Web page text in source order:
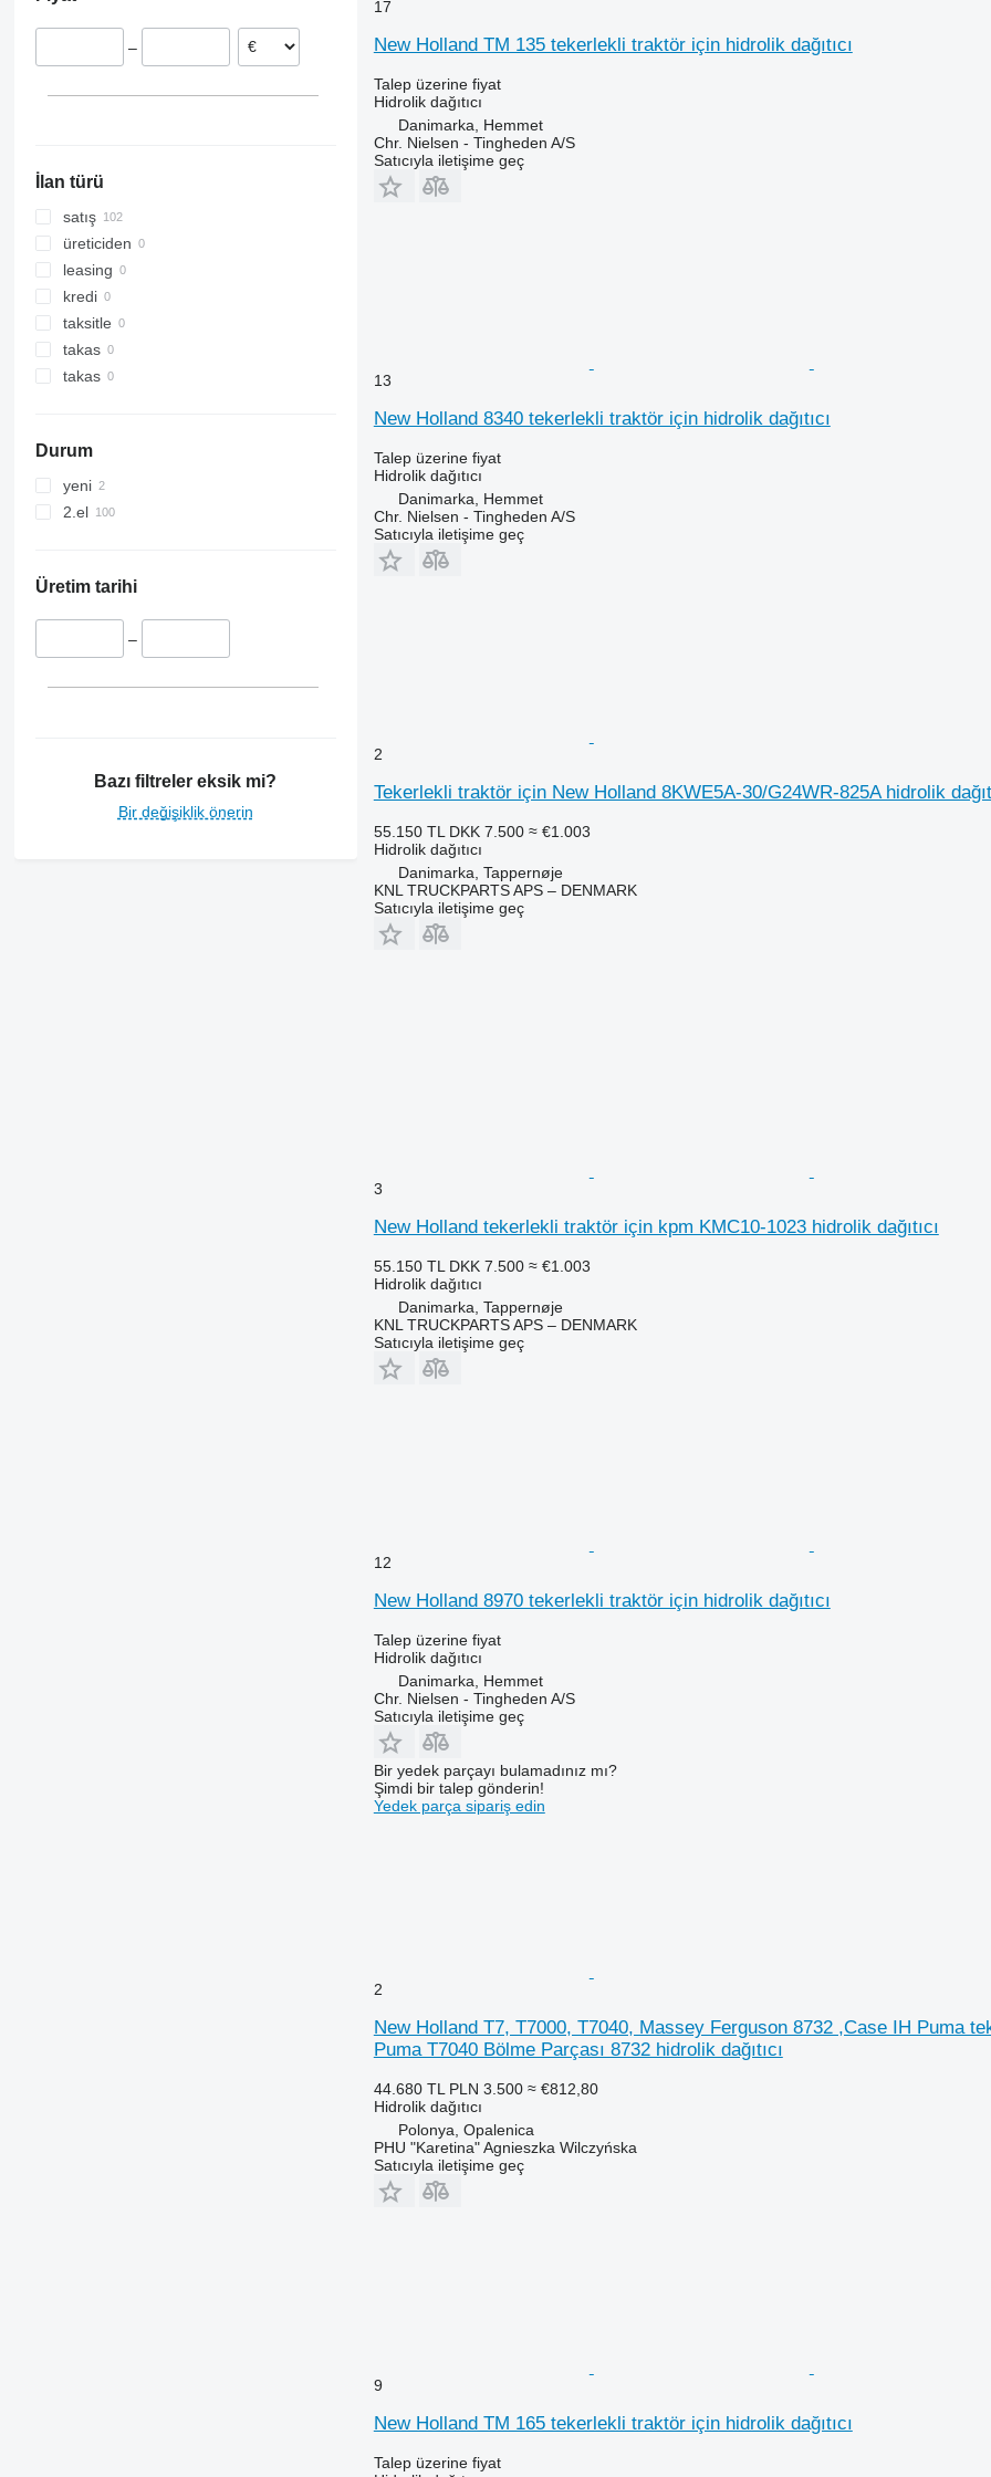
T7.230
T7.270
Yunanistan
–
İlan türü
satış
üreticiden
leasing
kredi
taksitle
takas
takas
Durum
yeni
2.el
Üretim tarihi
–
Bazı filtreler eksik mi?
Bir değişiklik önerin
17
New Holland TM 135 tekerlekli traktör için hidrolik dağıtıcı
Talep üzerine fiyat
Hidrolik dağıtıcı
Danimarka, Hemmet
Chr. Nielsen - Tingheden A/S
Satıcıyla iletişime geç
13
New Holland 8340 tekerlekli traktör için hidrolik dağıtıcı
Talep üzerine fiyat
Hidrolik dağıtıcı
Danimarka, Hemmet
Chr. Nielsen - Tingheden A/S
Satıcıyla iletişime geç
2
Tekerlekli traktör için New Holland 8KWE5A-30/G24WR-825A hidrolik
55.150 TL DKK 7.500 ≈ €1.003
Hidrolik dağıtıcı
Danimarka, Tappernøje
KNL TRUCKPARTS APS – DENMARK
Satıcıyla iletişime geç
3
New Holland tekerlekli traktör için kpm KMC10-1023 hidrolik dağıtıcı
55.150 TL DKK 7.500 ≈ €1.003
Hidrolik dağıtıcı
Danimarka, Tappernøje
KNL TRUCKPARTS APS – DENMARK
Satıcıyla iletişime geç
12
New Holland 8970 tekerlekli traktör için hidrolik dağıtıcı
Talep üzerine fiyat
Hidrolik dağıtıcı
Danimarka, Hemmet
Chr. Nielsen - Tingheden A/S
Satıcıyla iletişime geç
Bir yedek parçayı bulamadınız mı?
Şimdi bir talep gönderin!
Yedek parça sipariş edin
2
New Holland T7, T7000, T7040, Massey Ferguson 8732 ,Case IH Puma
Puma T7040 Bölme Parçası 8732 hidrolik dağıtıcı
44.680 TL PLN 3.500 ≈ €812,80
Hidrolik dağıtıcı
Polonya, Opalenica
PHU "Karetina" Agnieszka Wilczyńska
Satıcıyla iletişime geç
9
New Holland TM 165 tekerlekli traktör için hidrolik dağıtıcı
Talep üzerine fiyat